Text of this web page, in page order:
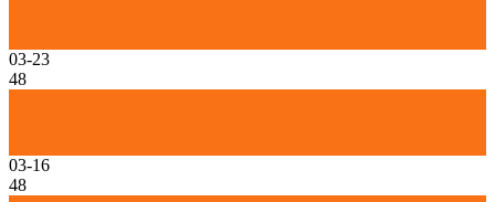
03-23
48
03-16
48